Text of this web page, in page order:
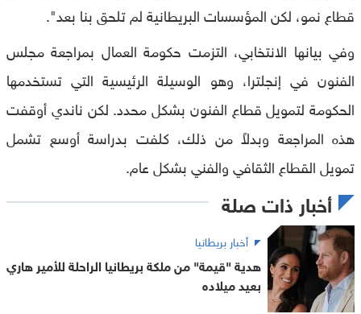
قطاع نمو، لكن المؤسسات البريطانية لم تلحق بنا بعد".
وفي بيانها الانتخابي، التزمت حكومة العمال بمراجعة مجلس
الفنون في إنجلترا، وهو الوسيلة الرئيسية التي تستخدمها
الحكومة لتمويل قطاع الفنون بشكل محدد. لكن ناندي أوقفت
هذه المراجعة وبدلاً من ذلك، كلفت بدراسة أوسع تشمل
تمويل القطاع الثقافي والفني بشكل عام.
أخبار ذات صلة
أخبار بريطانيا
هدية "قيمة" من ملكة بريطانيا الراحلة للأمير هاري
بعيد ميلاده